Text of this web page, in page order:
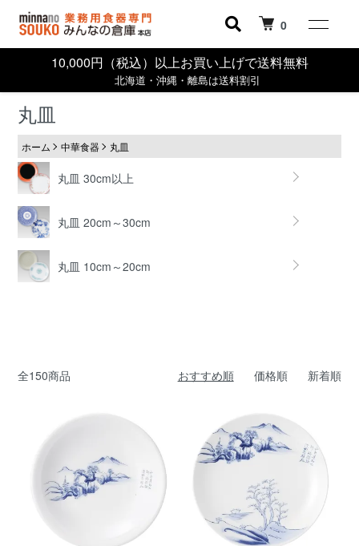
0
10,000円（税込）以上お買い上げで送料無料
北海道・沖縄・離島は送料割引
丸皿
ホーム 中華食器 丸皿
丸皿 30cm以上
丸皿 20cm～30cm
丸皿 10cm～20cm
全150商品 おすすめ順 価格順 新着順